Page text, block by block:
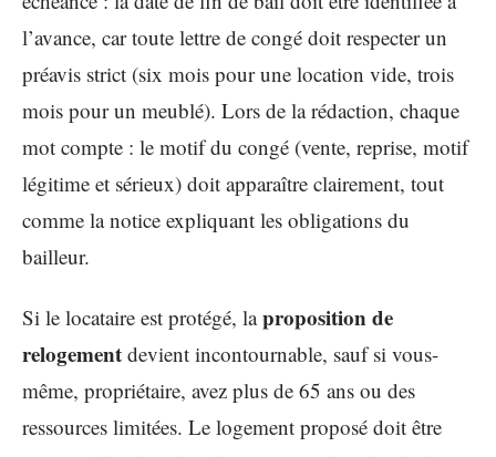
l’avance, car toute lettre de congé doit respecter un
préavis strict (six mois pour une location vide, trois
mois pour un meublé). Lors de la rédaction, chaque
mot compte : le motif du congé (vente, reprise, motif
légitime et sérieux) doit apparaître clairement, tout
comme la notice expliquant les obligations du
bailleur.
Si le locataire est protégé, laproposition de
relogement devient incontournable, sauf si vous-
même, propriétaire, avez plus de 65 ans ou des
ressources limitées. Le logement proposé doit être